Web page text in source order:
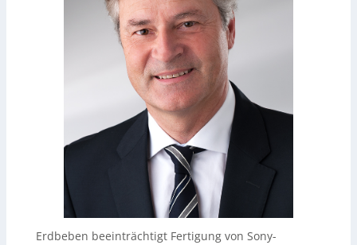
Erdbeben beeinträchtigt Fertigung von Sony-